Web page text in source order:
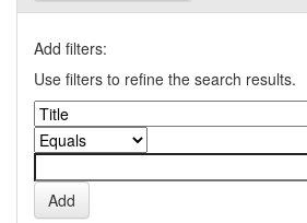
Add filters:
Use filters to refine the search results.